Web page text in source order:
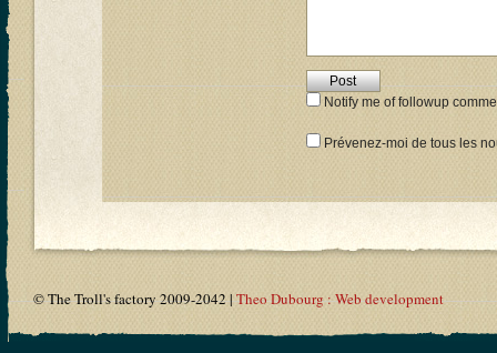
Notify me of followup
Prévenez-moi de tous les
© The Troll's factory 2009-2042 |Theo Dubourg : Web development